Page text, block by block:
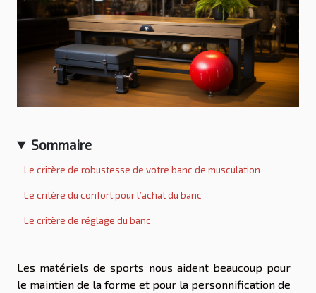
Sommaire
Le critère de robustesse de votre banc de musculation
Le critère du confort pour l’achat du banc
Le critère de réglage du banc
Les matériels de sports nous aident beaucoup pour
le maintien de la forme et pour la personnification de